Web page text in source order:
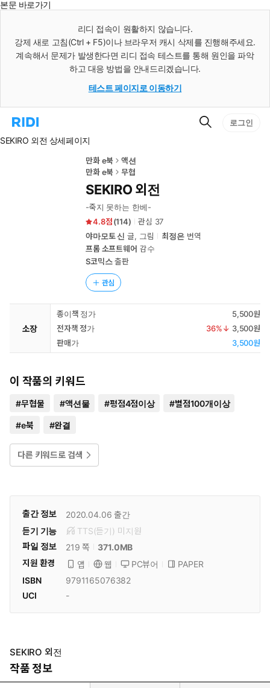
본문 바로가기
리디 접속이 원활하지 않습니다.
강제 새로 고침(Ctrl + F5)이나 브라우저 캐시 삭제를 진행해주세요.
계속해서 문제가 발생한다면 리디 접속 테스트를 통해 원인을 파악
하고 대응 방법을 안내드리겠습니다.
테스트 페이지로 이동하기
리
홈
검
로그인
SEKIRO 외전 상세페이지
만화 e북
액션
만화 e북
무협
SEKIRO 외전
-죽지 못하는 한베-
4.8
(114) 관심 37
야마모토 신 글, 그림 최정은 번역
프롬 소프트웨어 감수
S코믹스출판
관심
소장
종이책 정가
5,500원
전자책 정가
36%↓ 3,500원
판매가
3,500원
이 작품의 키워드
#무협물 #액션물 #평점4점이상 #별점100개이상
#e북 #완결
다른 키워드로 검색
출간 정보 2020.04.06 출간
듣기 기능
TTS(듣기) 미 지원
파일 정보
219 쪽
371.0MB
지원 환경
앱 웹 PC뷰어
PAPER
ISBN
9791165076382
UCI
-
SEKIRO 외전
작품 정보